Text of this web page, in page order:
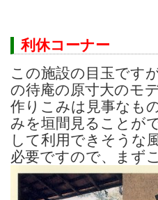
利休コーナー
この施設の目玉です
の待庵の原寸大のモ
作りこみは見事なも
みを垣間見ることが
して利用できそうな
必要ですので、まず